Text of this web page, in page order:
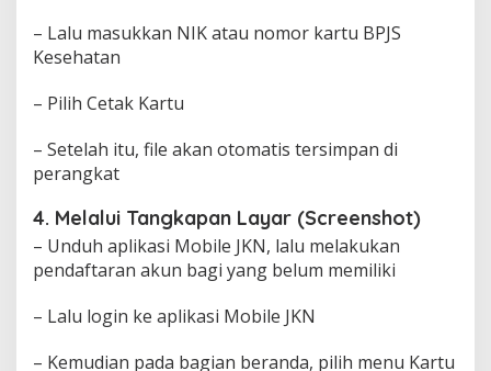
– Lalu masukkan NIK atau nomor kartu BPJS
Kesehatan
– Pilih Cetak Kartu
– Setelah itu, file akan otomatis tersimpan di
perangkat
4. Melalui Tangkapan Layar (Screenshot)
– Unduh aplikasi Mobile JKN, lalu melakukan
pendaftaran akun bagi yang belum memiliki
– Lalu login ke aplikasi Mobile JKN
– Kemudian pada bagian beranda, pilih menu Kartu